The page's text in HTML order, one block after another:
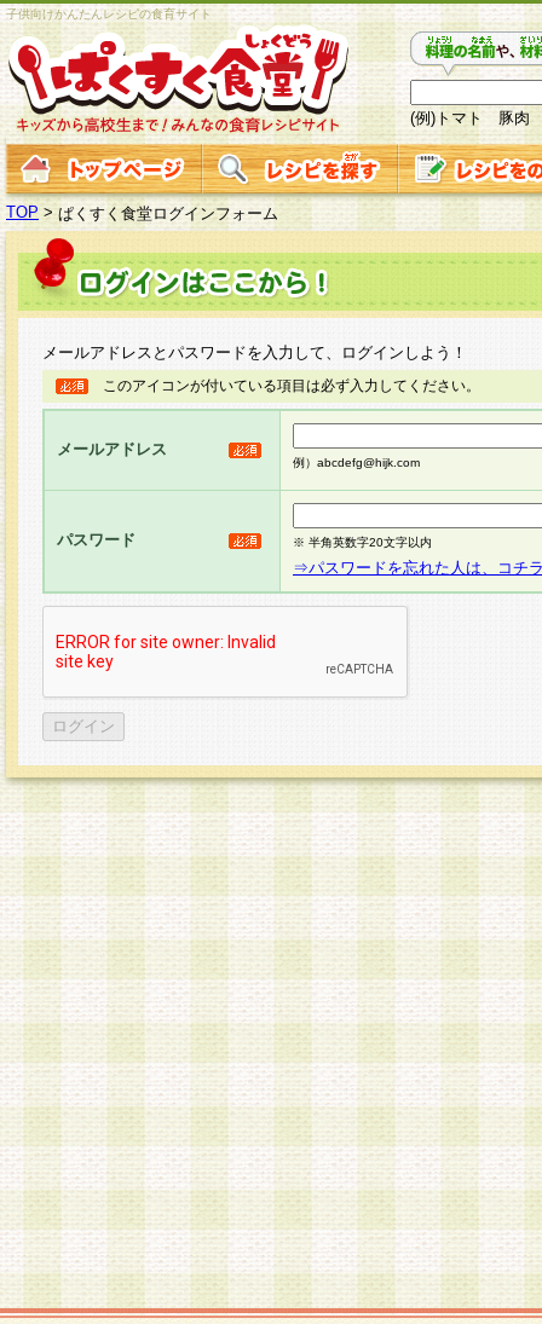
子供向けかんたんレシピの食育サイト
(例)トマト 豚肉
TOP > ぱくすく食堂ログインフォーム
メールアドレスとパスワードを入力して、ログインしよう！
このアイコンが付いている項目は必ず入力してください。
メールアドレス
例）abcdefg@hijk.com
パスワード ※ 半角英数字20文字以内
⇒パスワードを忘れた人は、コチ